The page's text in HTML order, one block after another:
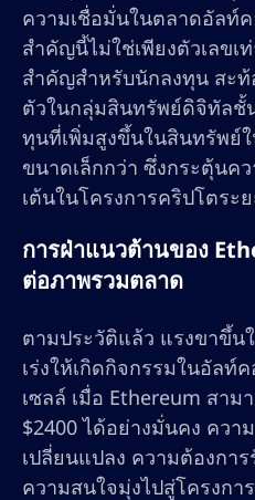
ความเชื่อมั่นในตลาดอัลท์
สำคัญนี้ไม่ใช่เพียงตัวเลขเ
สำคัญสำหรับนักลงทุน สะ
ตัวในกลุ่มสินทรัพย์ดิจิทัลชั้
ทุนที่เพิ่มสูงขึ้นในสินทรัพย์
ขนาดเล็กกว่า ซึ่งกระตุ้นค
เต้นในโครงการคริปโตระ
การฝ่าแนวต้านของ
ต่อภาพรวมตลาด
ตามประวัติแล้ว แรงขาขึ้น
เร่งให้เกิดกิจกรรมในอัลท์
เซลล์ เมื่อ Ethereum สาม
$2400 ได้อย่างมั่นคง ควา
เปลี่ยนแปลง ความต้องกา
ความสนใจมุ่งไปสู่โครงก